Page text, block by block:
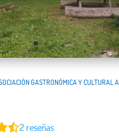
GASTRONÓMICA Y CULTURAL
2reseñas